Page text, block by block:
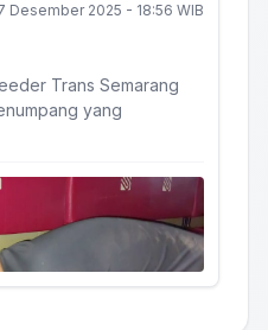
Desember 2025 - 18:56 WIB
Trans Semarang
yang